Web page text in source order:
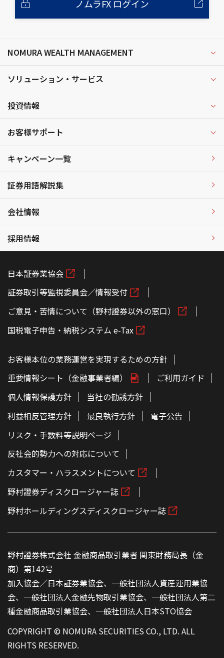
ノムラFX ログイン
NOMURA WEALTH MANAGEMENT
ソリューション・サービス
投資情報
お客様サポート
キャンペーン一覧
証券用語解説集
会社情報
採用情報
日本証券業協会
証券取引等監視委員会／情報受付
ご意見・苦情について（野村證券以外の窓口）
国税電子申告・納税システム e-Tax
お客様本位の業務運営を実現するための方針
重要情報シート（金融事業者編）
ご利用ガイド
個人情報保護方針
当社の勧誘方針
利益相反管理方針
最良執行方針
電子公告
リスク・手数料等説明ページ
反社会的勢力への対応について
カスタマー・ハラスメントについて
野村證券ディスクロージャー誌
野村ホールディングスディスクロージャー誌
野村證券株式会社 金融商品取引業者 関東財務局長（金
商）第142号
加入協会／日本証券業協会、一般社団法人資産運用業協
会、一般社団法人金融先物取引業協会、一般社団法人第二
種金融商品取引業協会、一般社団法人日本STO協会
COPYRIGHT © NOMURA SECURITIES CO., LTD. ALL
RIGHTS RESERVED.